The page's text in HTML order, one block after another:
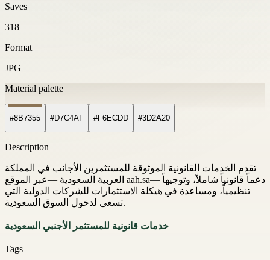
Saves
318
Format
JPG
Material palette
#8B7355 #D7C4AF #F6ECDD #3D2A20
Description
تقدم الخدمات القانونية الموثوقة للمستثمرين الأجانب في المملكة
العربية السعودية —عبر الموقع aah.sa— دعماً قانونياً شاملاً، وتوجيهاً
تنظيمياً، ومساعدة في هيكلة الاستثمارات للشركات الدولية التي
تسعى لدخول السوق السعودية.
خدمات قانونية للمستثمر الأجنبي السعودية
Tags